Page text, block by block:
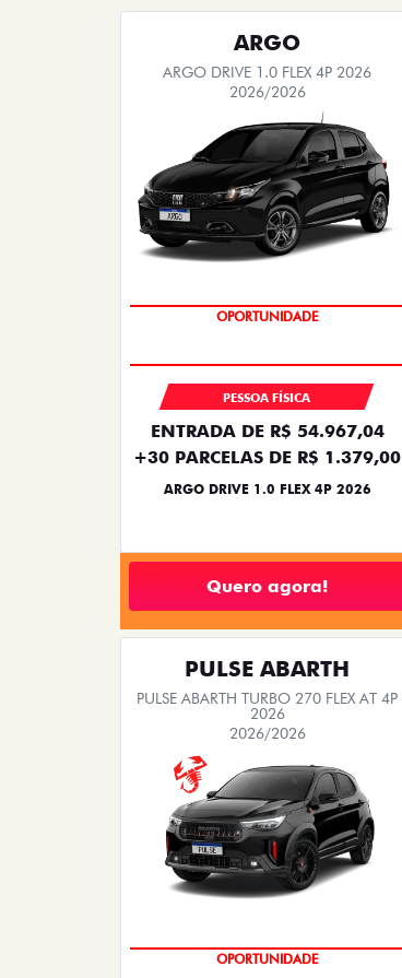
ARGO
ARGO DRIVE 1.0 FLEX 4P 2026
2026/2026
OPORTUNIDADE
PESSOA FÍSICA
ENTRADA DE R$ 54.967,04
+30 PARCELAS DE R$ 1.379,00
ARGO DRIVE 1.0 FLEX 4P 2026
Quero agora!
PULSE ABARTH
PULSE ABARTH TURBO 270 FLEX AT 4P
2026
2026/2026
OPORTUNIDADE